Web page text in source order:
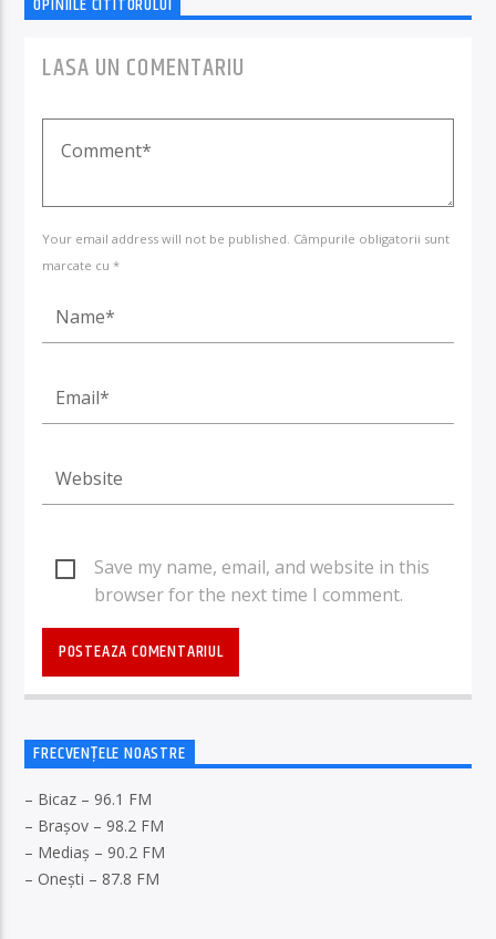
OPINIILE CITITORULUI
LASA UN COMENTARIU
Your email address will not be published. Câmpurile obligatorii sunt
marcate cu *
Save my name, email, and website in this
browser for the next time I comment.
FRECVENȚELE NOASTRE
– Bicaz – 96.1 FM
– Brașov – 98.2 FM
– Mediaș – 90.2 FM
– Onești – 87.8 FM